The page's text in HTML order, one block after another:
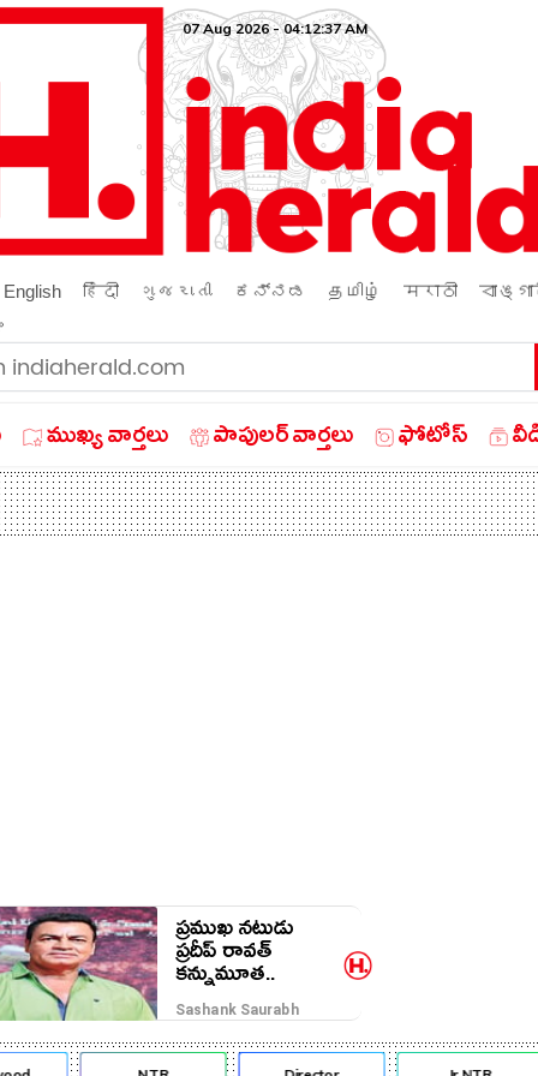
07 Aug 2026 - 04:12:38 AM
English हिंदी ગુજરાતી ಕನ್ನಡ தமிழ் मराठी
ముఖ్య వార్తలు పాపులర్ వార్తలు ఫోటోస్
ప్రముఖ నటుడు
ప్రదీప్ రావత్
కన్నుమూత..
Sashank Saurabh